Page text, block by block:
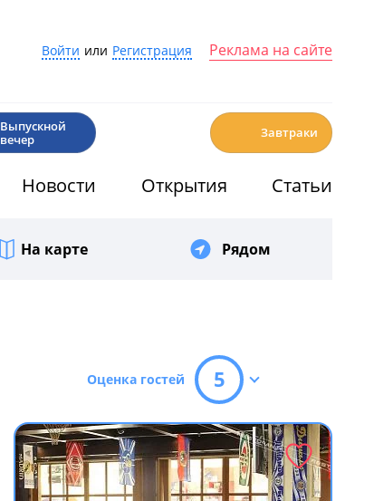
Войти или Регистрация Реклама на сайте
Выпускной
вечер
Завтраки
Новости Открытия Статьи
На карте Рядом
Оценка гостей 5